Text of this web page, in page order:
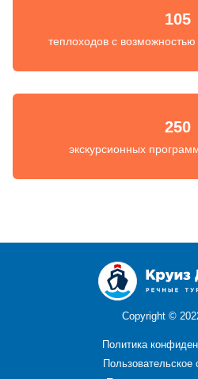
105
теплоходов с
250
экскурсионных
Copyright ©
Политика
Пользовательское